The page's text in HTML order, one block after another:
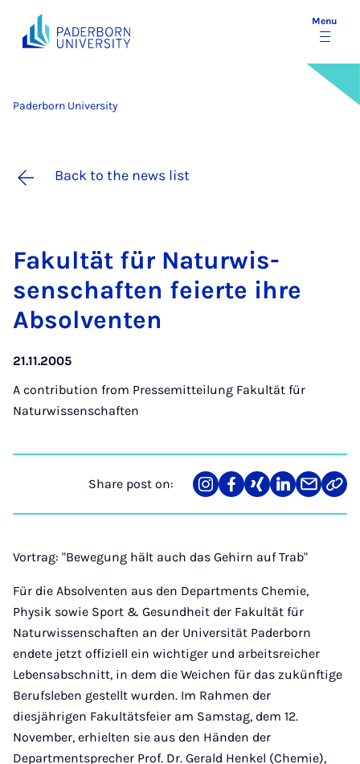
Menu
Paderborn University
Back to the news list
Fak­ultät für Natur­wis­
senschaften feierte ihre
Ab­solven­ten
21.11.2005
A contribution from Pressemitteilung Fakultät für
Naturwissenschaften
Share post on:
Share
on
Teilen
auf
Teilen
auf
Teilen
auf
Teilen
über
Link
Vortrag: "Bewegung hält auch das Gehirn auf Trab"
Für die Absolventen aus den Departments Chemie,
Physik sowie Sport & Gesundheit der Fakultät für
Naturwissenschaften an der Universität Paderborn
endete jetzt offiziell ein wichtiger und arbeitsreicher
Lebensabschnitt, in dem die Weichen für das zukünftige
Berufsleben gestellt wurden. Im Rahmen der
diesjährigen Fakultätsfeier am Samstag, dem 12.
November, erhielten sie aus den Händen der
Departmentsprecher Prof. Dr. Gerald Henkel (Chemie),